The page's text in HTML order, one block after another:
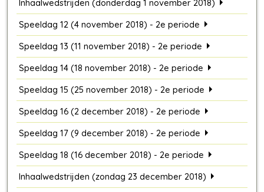
Inhaalwedstrijden (donderdag 1 november 2018)
Speeldag 12 (4 november 2018) - 2e periode
Speeldag 13 (11 november 2018) - 2e periode
Speeldag 14 (18 november 2018) - 2e periode
Speeldag 15 (25 november 2018) - 2e periode
Speeldag 16 (2 december 2018) - 2e periode
Speeldag 17 (9 december 2018) - 2e periode
Speeldag 18 (16 december 2018) - 2e periode
Inhaalwedstrijden (zondag 23 december 2018)